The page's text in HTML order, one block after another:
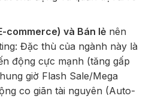
commerce) và Bán lẻnên
Đặc thù của ngành này là
động cực mạnh (tăng gấp
giờ Flash Sale/Mega
co giãn tài nguyên (Auto-